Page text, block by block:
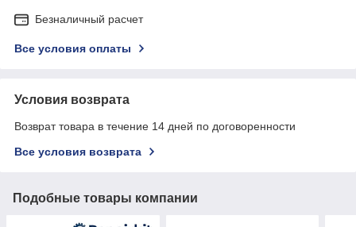
Безналичный расчет
Все условия оплаты
Условия возврата
Возврат товара в течение 14 дней по договоренности
Все условия возврата
Подобные товары компании